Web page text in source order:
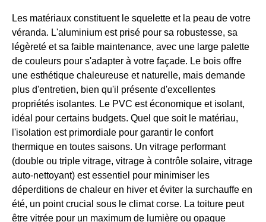
Les matériaux constituent le squelette et la peau de votre
véranda. L'aluminium est prisé pour sa robustesse, sa
légèreté et sa faible maintenance, avec une large palette
de couleurs pour s'adapter à votre façade. Le bois offre
une esthétique chaleureuse et naturelle, mais demande
plus d'entretien, bien qu'il présente d'excellentes
propriétés isolantes. Le PVC est économique et isolant,
idéal pour certains budgets. Quel que soit le matériau,
l'isolation est primordiale pour garantir le confort
thermique en toutes saisons. Un vitrage performant
(double ou triple vitrage, vitrage à contrôle solaire, vitrage
auto-nettoyant) est essentiel pour minimiser les
déperditions de chaleur en hiver et éviter la surchauffe en
été, un point crucial sous le climat corse. La toiture peut
être vitrée pour un maximum de lumière ou opaque